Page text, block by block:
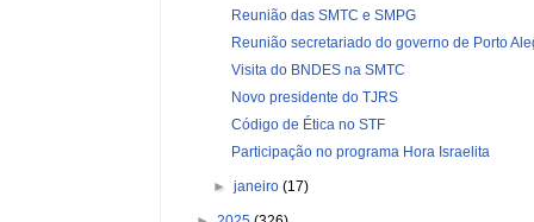
Reunião das SMTC e SMPG
Reunião secretariado do governo de Porto
Visita do BNDES na SMTC
Novo presidente do TJRS
Código de Ética no STF
Participação no programa Hora Israelita
►janeiro(17)